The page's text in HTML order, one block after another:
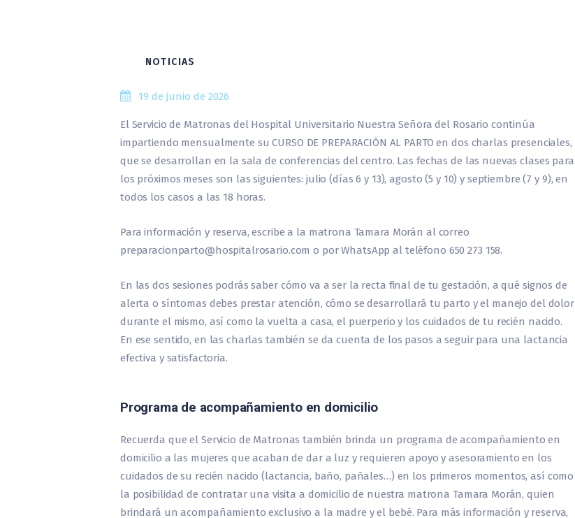
NOTICIAS
19 de junio de 2026
El Servicio de Matronas del Hospital Universitario Nuestra Señora del Rosario continúa
impartiendo mensualmente su CURSO DE PREPARACIÓN AL PARTO en dos charlas presenciales,
que se desarrollan en la sala de conferencias del centro. Las fechas de las nuevas clases para
los próximos meses son las siguientes: julio (días 6 y 13), agosto (5 y 10) y septiembre (7 y 9), en
todos los casos a las 18 horas.
Para información y reserva, escribe a la matrona Tamara Morán al correo
preparacionparto@hospitalrosario.com o por WhatsApp al teléfono 650 273 158.
En las dos sesiones podrás saber cómo va a ser la recta final de tu gestación, a qué signos de
alerta o síntomas debes prestar atención, cómo se desarrollará tu parto y el manejo del dolor
durante el mismo, así como la vuelta a casa, el puerperio y los cuidados de tu recién nacido.
En ese sentido, en las charlas también se da cuenta de los pasos a seguir para una lactancia
efectiva y satisfactoria.
Programa de acompañamiento en domicilio
Recuerda que el Servicio de Matronas también brinda un programa de acompañamiento en
domicilio a las mujeres que acaban de dar a luz y requieren apoyo y asesoramiento en los
cuidados de su recién nacido (lactancia, baño, pañales…) en los primeros momentos, así como
la posibilidad de contratar una visita a domicilio de nuestra matrona Tamara Morán, quien
brindará un acompañamiento exclusivo a la madre y el bebé. Para más información y reserva,